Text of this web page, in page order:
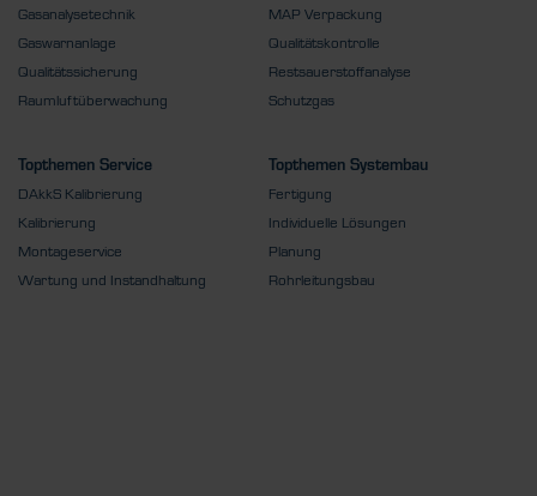
Gasanalysetechnik
Gaswarnanlage
Qualitätssicherung
Raumluftüberwachung
MAP Verpackung
Qualitätskontrolle
Restsauerstoffanalyse
Schutzgas
Topthemen Service
DAkkS Kalibrierung
Kalibrierung
Montageservice
Wartung und Instandhaltung
Topthemen Systembau
Fertigung
Individuelle Lösungen
Planung
Rohrleitungsbau